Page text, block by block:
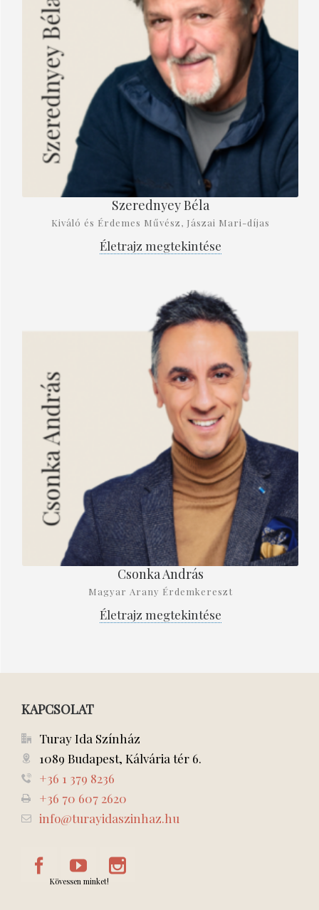
Szerednyey Béla
Kiváló és Érdemes Művész, Jászai Mari-díjas
Életrajz megtekintése
Csonka András
Magyar Arany Érdemkereszt
Életrajz megtekintése
KAPCSOLAT
Turay Ida Színház
1089 Budapest, Kálvária tér 6.
+36 1 379 8236
+36 70 607 2620
info@turayidaszinhaz.hu
Kövessen minket!